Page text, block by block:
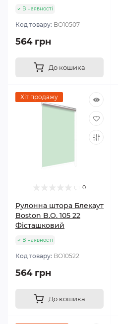
В наявності
Код товару: BО10507
564 грн
До кошика
Хіт продажу
0
Рулонна штора Блекаут
Boston B.O. 105 22
Фісташковий
В наявності
Код товару: BО10522
564 грн
До кошика